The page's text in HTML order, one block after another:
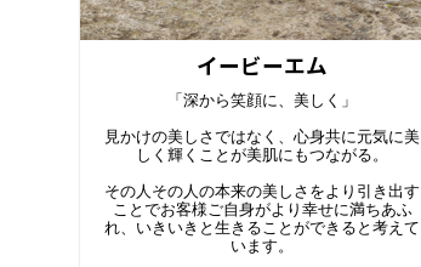
イービーエム
「深から笑顔に、美しく」
見かけの美しさではなく、心身共に元気に美
しく輝くことが美肌にもつながる。
その人その人の本来の美しさをより引き出す
ことでお客様ご自身がより幸せに満ちあふ
れ、いきいきと生きることができると考えて
います。